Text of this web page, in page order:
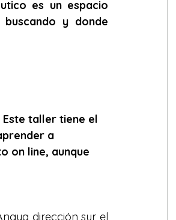
es un espacio
y donde
taller tiene el
a
on line, aunque
dirección sur el